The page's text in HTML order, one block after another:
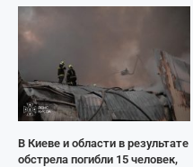
В Киеве и области в результате
обстрела погибли 15 человек,